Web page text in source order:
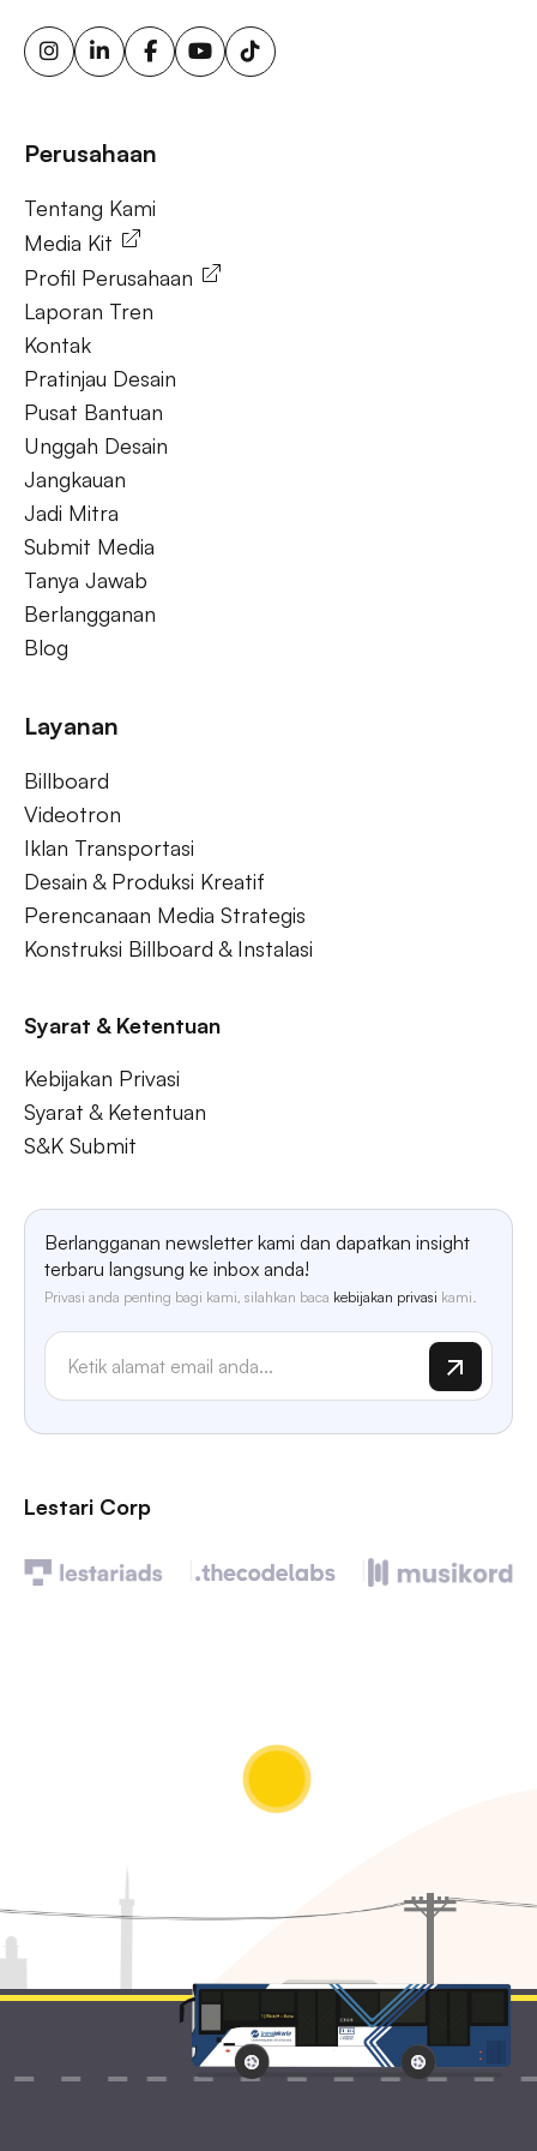
solusi ooh fleksibel, iklan luar ruang berkelanjutan, papan
reklame energi terbarukan, papan reklame tenaga surya,
ooh untuk bisnis kecil, aktivasi merek luar ruang.
Tentang Kami
Perusahaan
Tentang Kami
Media Kit
Profil Perusahaan
Laporan Tren
Kontak
Pratinjau Desain
Pusat Bantuan
Unggah Desain
Jangkauan
Jadi Mitra
Submit Media
Tanya Jawab
Berlangganan
Blog
Layanan
Billboard
Videotron
Iklan Transportasi
Desain & Produksi Kreatif
Perencanaan Media Strategis
Konstruksi Billboard & Instalasi
Syarat & Ketentuan
Kebijakan Privasi
Syarat & Ketentuan
S&K Submit
Berlangganan newsletter kami dan dapatkan insight
terbaru langsung ke inbox anda!
Privasi anda penting bagi kami, silahkan baca kebijakan privasi kami.
Lestari Corp